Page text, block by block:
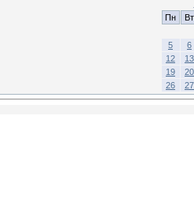
Пн
Вт
5
6
12
13
19
20
26
27